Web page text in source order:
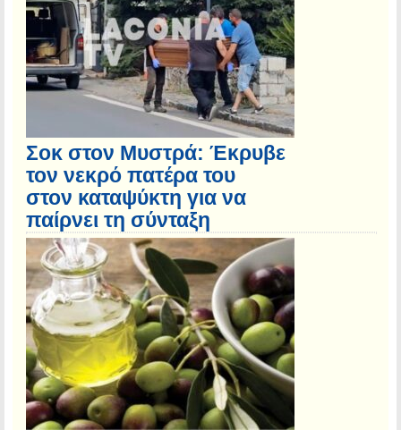
Σοκ στον Μυστρά: Έκρυβε
τον νεκρό πατέρα του
στον καταψύκτη για να
παίρνει τη σύνταξη